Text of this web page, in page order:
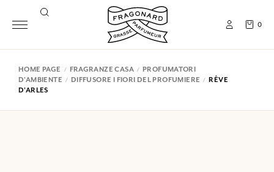
0
HOME PAGE FRAGRANZE CASA
PROFUMATORI
D'AMBIENTE
DIFFUSORE I FIORI DEL PROFUMIERE
RÊVE
D'ARLES